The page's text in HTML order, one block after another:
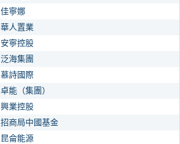
佳寧娜
華人置業
安寧控股
泛海集團
慕詩國際
卓能（集團）
興業控股
招商局中國基金
昆侖能源